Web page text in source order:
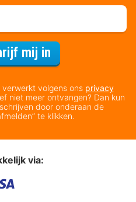
mij in
volgens ons privacy
niet meer ontvangen? Dan kun
door onderaan de
te klikken.
via: